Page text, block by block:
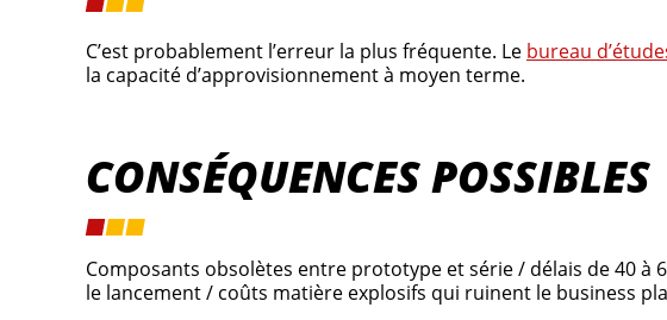
C’est probablement l’erreur la plus fréquente. Le bureau
la capacité d’approvisionnement à moyen terme.
CONSÉQUENCES POSSIBLES
Composants obsolètes entre prototype et série / délais de 40
le lancement / coûts matière explosifs qui ruinent le business